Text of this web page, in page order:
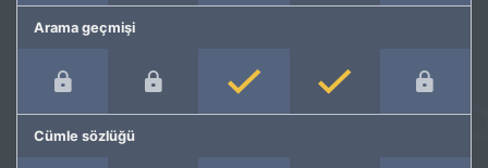
Arama geçmişi
Cümle sözlüğü